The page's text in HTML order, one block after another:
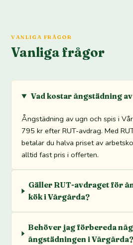
VANLIGA FRÅGOR
Vanliga frågor
Vad kostar ångstädning
Ångstädning av ugn och spis i
795 kr efter RUT-avdrag. Med
betalar du halva priset av
alltid fast pris i offerten.
Gäller RUT-avdraget för
kök i Vårgårda?
Behöver jag förbereda
ångstädningen i Vårgårda?